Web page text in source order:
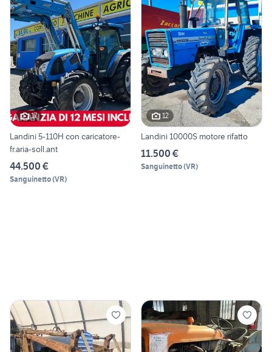
17
Landini 5-110H con caricatore-
fr.aria-soll.ant
44.500 €
Sanguinetto(VR)
12
Landini 10000S motore rifatto
11.500 €
Sanguinetto(VR)